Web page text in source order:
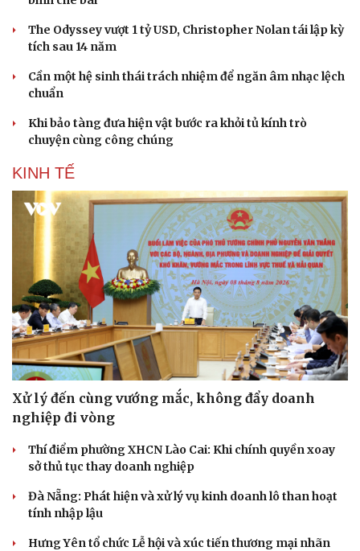
The Odyssey vượt 1 tỷ USD, Christopher Nolan tái lập kỳ
tích sau 14 năm
Cần một hệ sinh thái trách nhiệm để ngăn âm nhạc lệch
chuẩn
Khi bảo tàng đưa hiện vật bước ra khỏi tủ kính trò
chuyện cùng công chúng
KINH TẾ
Xử lý đến cùng vướng mắc, không đẩy doanh
nghiệp đi vòng
Thí điểm phường XHCN Lào Cai: Khi chính quyền xoay
sở thủ tục thay doanh nghiệp
Đà Nẵng: Phát hiện và xử lý vụ kinh doanh lô than hoạt
tính nhập lậu
Hưng Yên tổ chức Lễ hội và xúc tiến thương mại nhãn